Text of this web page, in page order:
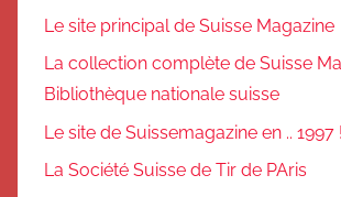
Le site principal de Suisse Magazine
La collection complète de Suisse
Bibliothèque nationale suisse
Le site de Suissemagazine en .. 1997
La Société Suisse de Tir de PAris